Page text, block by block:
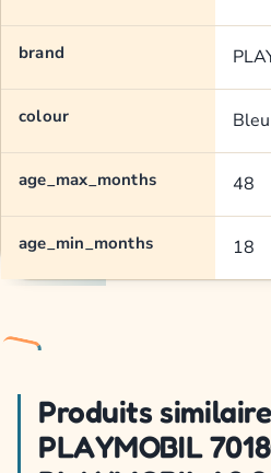
brand
colour Bleu
age_max_months 48
age_min_months 18
Produits
PLAYMOBIL